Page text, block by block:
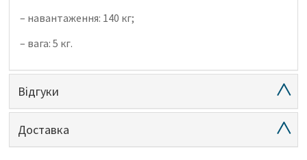
– навантаження: 140 кг;
– вага: 5 кг.
Відгуки
Доставка